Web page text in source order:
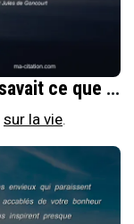
Si l'on savait ce que coÃ»tent les bonheurs de la vie, personne ne voudrait les acheter.
sur la vie.